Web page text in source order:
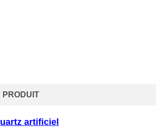
PRODUIT
artificiel